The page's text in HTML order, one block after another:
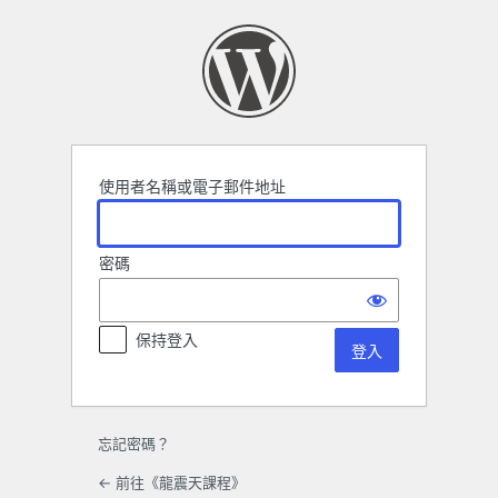
使用者名稱或電子郵件地址
密碼
保持登入
忘記密碼？
← 前往《龍震天課程》